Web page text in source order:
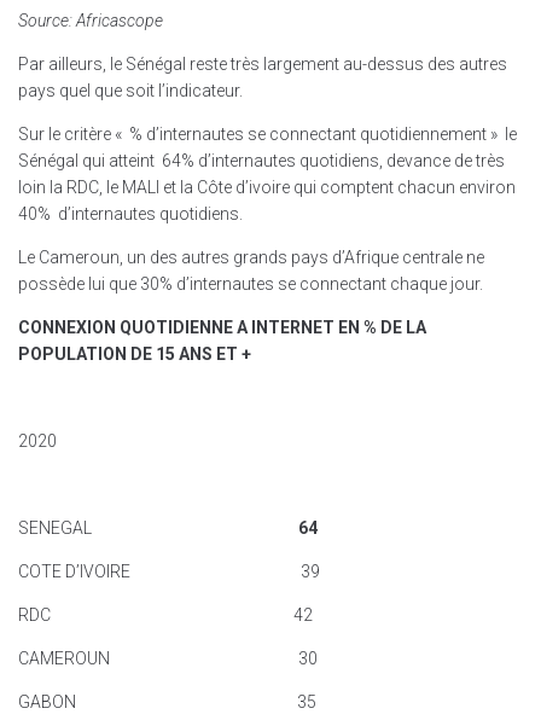
Source: Africascope
Par ailleurs, le Sénégal reste très largement au-dessus des autres
pays quel que soit l’indicateur.
Sur le critère « % d’internautes se connectant quotidiennement » le
Sénégal qui atteint 64% d’internautes quotidiens, devance de très
loin la RDC, le MALI et la Côte d’ivoire qui comptent chacun environ
40% d’internautes quotidiens.
Le Cameroun, un des autres grands pays d’Afrique centrale ne
possède lui que 30% d’internautes se connectant chaque jour.
CONNEXION QUOTIDIENNE A INTERNET EN % DE LA
POPULATION DE 15 ANS ET +
2020
SENEGAL 64
COTE D’IVOIRE 39
RDC 42
CAMEROUN 30
GABON 35